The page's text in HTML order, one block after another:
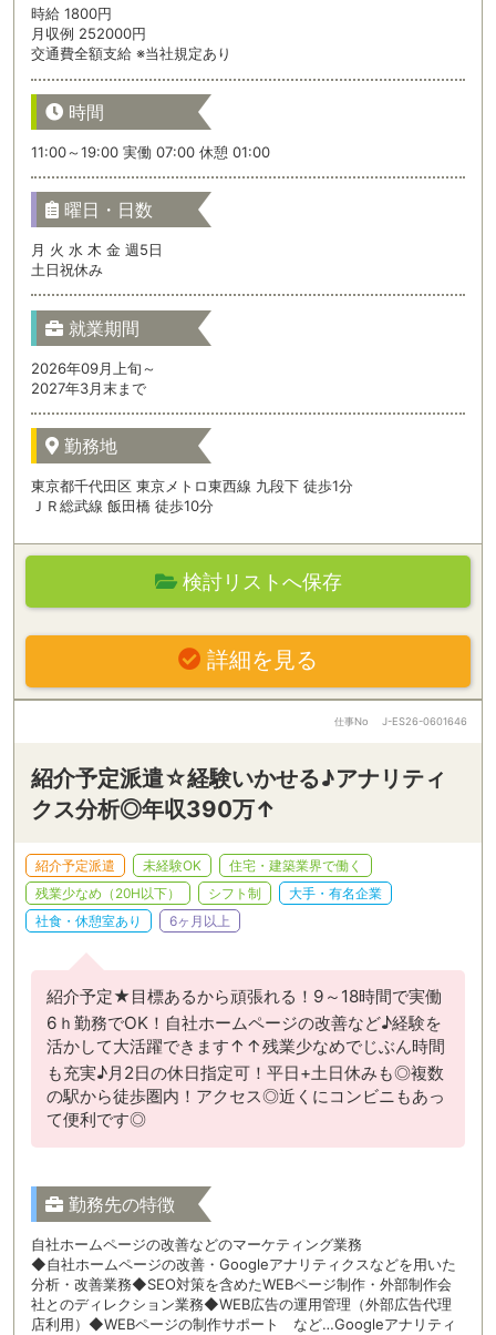
時給 1800円
月収例 252000円
交通費全額支給 ※当社規定あり
時間
11:00～19:00 実働 07:00 休憩 01:00
曜日・日数
月 火 水 木 金 週5日
土日祝休み
就業期間
2026年09月上旬～
2027年3月末まで
勤務地
東京都千代田区 東京メトロ東西線 九段下 徒歩1分
ＪＲ総武線 飯田橋 徒歩10分
検討リストへ保存
詳細を見る
仕事No J-ES26-0601646
紹介予定派遣☆経験いかせる♪アナリティ
クス分析◎年収390万↑
紹介予定派遣 未経験OK
住宅・建築業界で働く
残業少なめ（20H以下）
シフト制
大手・有名企業
社食・休憩室あり
6ヶ月以上
紹介予定★目標あるから頑張れる！9～18時間で実働
6ｈ勤務でOK！自社ホームページの改善など♪経験を
活かして大活躍できます↑↑残業少なめでじぶん時間
も充実♪月2日の休日指定可！平日+土日休みも◎複数
の駅から徒歩圏内！アクセス◎近くにコンビニもあっ
て便利です◎
勤務先の特徴
自社ホームページの改善などのマーケティング業務
◆自社ホームページの改善・Googleアナリティクスなどを用いた
分析・改善業務◆SEO対策を含めたWEBページ制作・外部制作会
社とのディレクション業務◆WEB広告の運用管理（外部広告代理
店利用）◆WEBページの制作サポート など…Googleアナリティ